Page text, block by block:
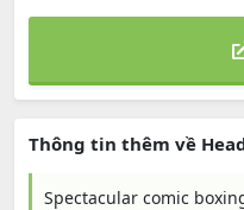
Thông tin thêm về
Spectacular comic